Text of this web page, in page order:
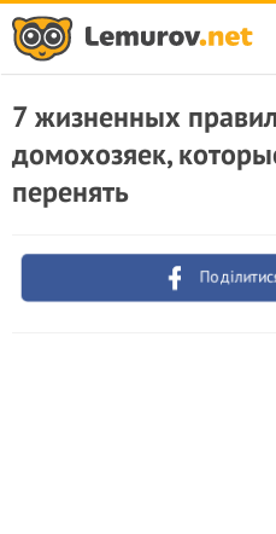
7 жизненных
домохозяек,
перенять